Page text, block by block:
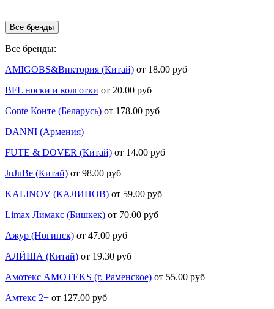
Все бренды
Все бренды:
AMIGOBS&Виктория (Китай) от 18.00 руб
BFL носки и колготки от 20.00 руб
Conte Конте (Беларусь) от 178.00 руб
DANNI (Армения)
FUTE & DOVER (Китай) от 14.00 руб
JuJuBe (Китай) от 98.00 руб
KALINOV (КАЛИНОВ) от 59.00 руб
Limax Лимакс (Бишкек) от 70.00 руб
Ажур (Ногинск) от 47.00 руб
АЛЙША (Китай) от 19.30 руб
Амотекс AMOTEKS (г. Раменское) от 55.00 руб
Амтекс 2+ от 127.00 руб